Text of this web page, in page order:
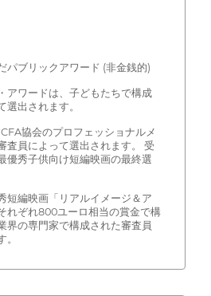
パブリックアワード (非金銭的)
アワードは、子どもたちで構成
選出されます。
協会のプロフェッショナルメ
査員によって選出されます。 受
優秀子供向け短編映画の最終選
短編映画「リアルイメージ＆ア
れぞれ800ユーロ相当の賞金で構
界の専門家で構成された審査員